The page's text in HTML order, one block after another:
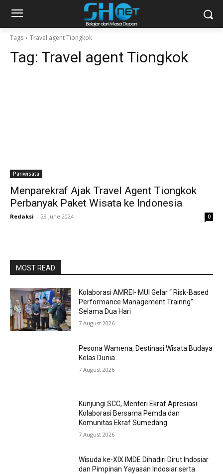
Tags Travel agent Tiongkok
Tag: Travel agent Tiongkok
Pariwisata
Menparekraf Ajak Travel Agent Tiongkok
Perbanyak Paket Wisata ke Indonesia
Redaksi - 29 June 2024 0
MOST READ
Kolaborasi AMREI- MUI Gelar “ Risk-Based
Performance Management Trainng”
Selama Dua Hari
7 August 2026
Pesona Wamena, Destinasi Wisata Budaya
Kelas Dunia
7 August 2026
Kunjungi SCC, Menteri Ekraf Apresiasi
Kolaborasi Bersama Pemda dan
Komunitas Ekraf Sumedang
7 August 2026
Wisuda ke-XIX IMDE Dihadiri Dirut Indosiar
dan Pimpinan Yayasan Indosiar serta